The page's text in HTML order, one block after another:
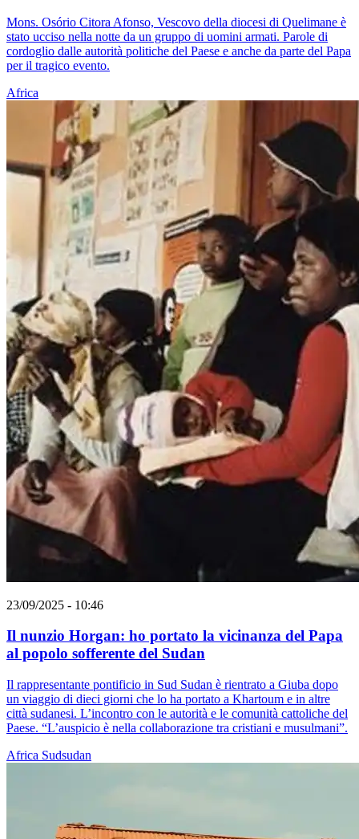
Mons. Osório Citora Afonso, Vescovo della diocesi di Quelimane è
stato ucciso nella notte da un gruppo di uomini armati. Parole di
cordoglio dalle autorità politiche del Paese e anche da parte del Papa
per il tragico evento.
Africa
23/09/2025 - 10:46
Il nunzio Horgan: ho portato la vicinanza del Papa
al popolo sofferente del Sudan
Il rappresentante pontificio in Sud Sudan è rientrato a Giuba dopo
un viaggio di dieci giorni che lo ha portato a Khartoum e in altre
città sudanesi. L’incontro con le autorità e le comunità cattoliche del
Paese. “L’auspicio è nella collaborazione tra cristiani e musulmani”.
Africa Sudsudan